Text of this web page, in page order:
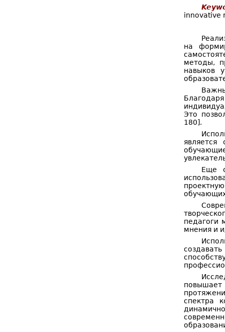
innovative
на
методы,
навыков
Это
180].
является
Еще
педагоги
мнения и
повышает
спектра